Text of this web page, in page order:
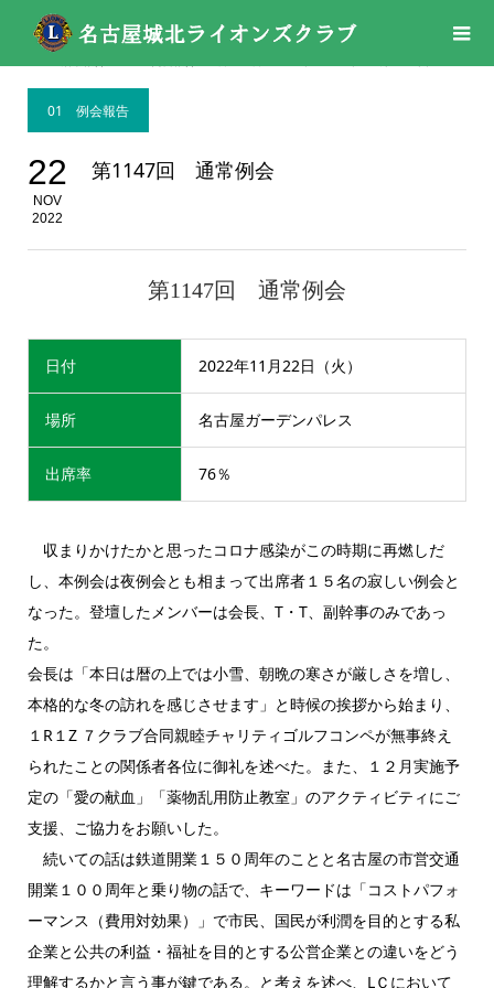
01 例会報告
22
NOV
2022
第1147回 通常例会
第1147回 通常例会
日付 2022年11月22日（火）
場所 名古屋ガーデンパレス
出席率 76％
収まりかけたかと思ったコロナ感染がこの時期に再燃しだ
し、本例会は夜例会とも相まって出席者１５名の寂しい例会と
なった。登壇したメンバーは会長、T・T、副幹事のみであっ
た。
会長は「本日は暦の上では小雪、朝晩の寒さが厳しさを増し、
本格的な冬の訪れを感じさせます」と時候の挨拶から始まり、
１R１Z ７クラブ合同親睦チャリティゴルフコンペが無事終え
られたことの関係者各位に御礼を述べた。また、１２月実施予
定の「愛の献血」「薬物乱用防止教室」のアクティビティにご
支援、ご協力をお願いした。
続いての話は鉄道開業１５０周年のことと名古屋の市営交通
開業１００周年と乗り物の話で、キーワードは「コストパフォ
ーマンス（費用対効果）」で市民、国民が利潤を目的とする私
企業と公共の利益・福祉を目的とする公営企業との違いをどう
理解するかと言う事が鍵である。と考えを述べ、LＣにおいて